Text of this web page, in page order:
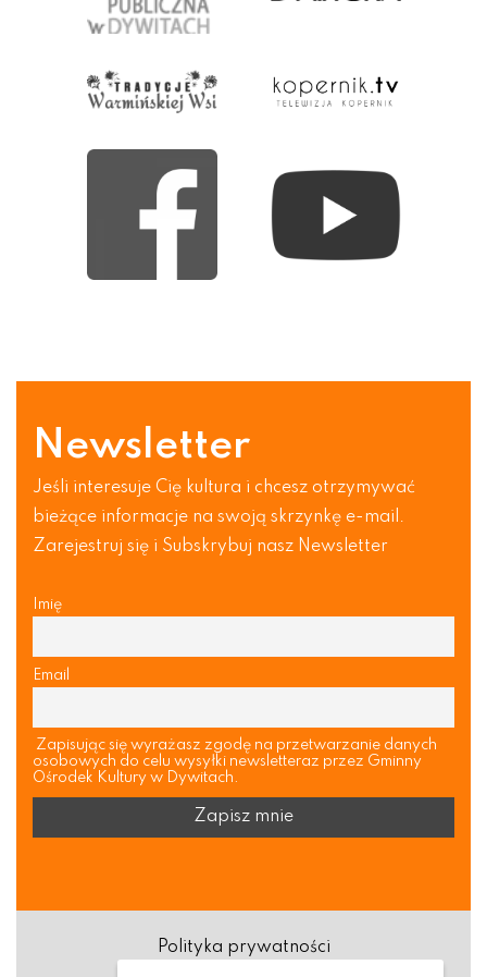
Newsletter
Jeśli interesuje Cię kultura i chcesz otrzymywać
bieżące informacje na swoją skrzynkę e-mail.
Zarejestruj się i Subskrybuj nasz Newsletter
Imię
Email
Zapisując się wyrażasz zgodę na przetwarzanie danych
osobowych do celu wysyłki newsletteraz przez Gminny
Ośrodek Kultury w Dywitach.
Polityka prywatności